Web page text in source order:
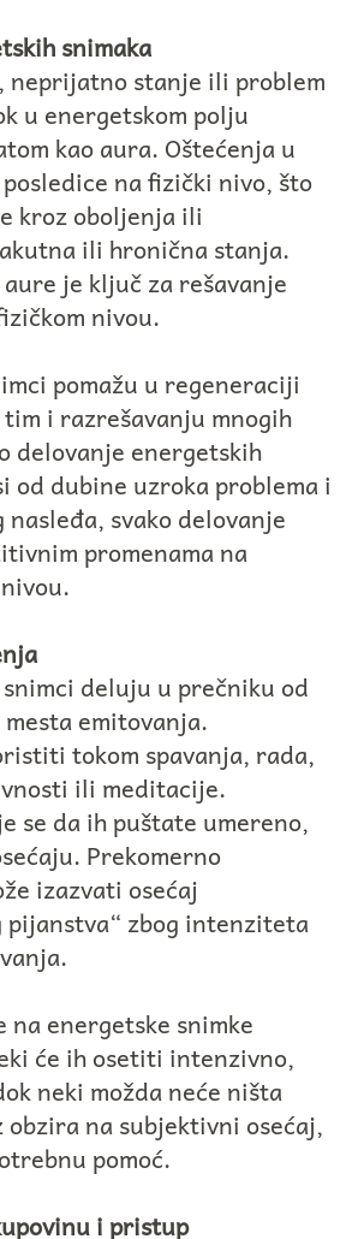
snimaka
neprijatno stanje ili problem
u energetskom polju
kao aura. Oštećenja u
na fizički nivo, što
kroz oboljenja ili
ili hronična stanja.
je ključ za rešavanje
nivou.
pomažu u regeneraciji
i razrešavanju mnogih
delovanje energetskih
od dubine uzroka problema i
svako delovanje
promenama na
deluju u prečniku od
emitovanja.
tokom spavanja, rada,
ili meditacije.
se da ih puštate umereno,
Prekomerno
izazvati osećaj
pijanstva“ zbog intenziteta
na energetske snimke
će ih osetiti intenzivno,
neki možda neće ništa
na subjektivni osećaj,
pomoć.
i pristup